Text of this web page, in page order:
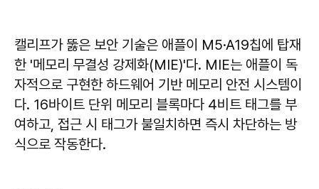
캘리프가 뚫은 보안 기술은 애플이 M5·A19칩에 탑재
한 '메모리 무결성 강제화(MIE)'다. MIE는 애플이 독
자적으로 구현한 하드웨어 기반 메모리 안전 시스템이
다. 16바이트 단위 메모리 블록마다 4비트 태그를 부
여하고, 접근 시 태그가 불일치하면 즉시 차단하는 방
식으로 작동한다.